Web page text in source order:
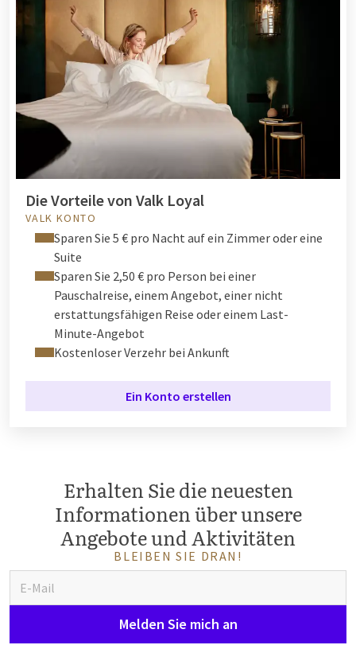
Die Vorteile von Valk Loyal
VALK KONTO
Sparen Sie 5 € pro Nacht auf ein Zimmer oder eine
Suite
Sparen Sie 2,50 € pro Person bei einer
Pauschalreise, einem Angebot, einer nicht
erstattungsfähigen Reise oder einem Last-
Minute-Angebot
Kostenloser Verzehr bei Ankunft
Ein Konto erstellen
Erhalten Sie die neuesten
Informationen über unsere
Angebote und Aktivitäten
BLEIBEN SIE DRAN!
Melden Sie mich an